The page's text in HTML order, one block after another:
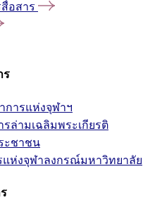
อสาร
ร
การแห่งจุฬาฯ
ล่ามเฉลิมพระเกียรติ
ะชาชน
แห่งจุฬาลงกรณ์มหาวิทยาลัย